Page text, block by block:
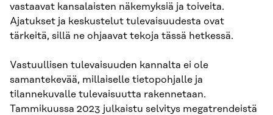
vastaavat kansalaisten näkemyksiä ja toiveita.
Ajatukset ja keskustelut tulevaisuudesta ovat
tärkeitä, sillä ne ohjaavat tekoja tässä hetkessä.
Vastuullisen tulevaisuuden kannalta ei ole
samantekevää, millaiselle tietopohjalle ja
tilannekuvalle tulevaisuutta rakennetaan.
Tammikuussa 2023 julkaistu selvitys megatrendeistä